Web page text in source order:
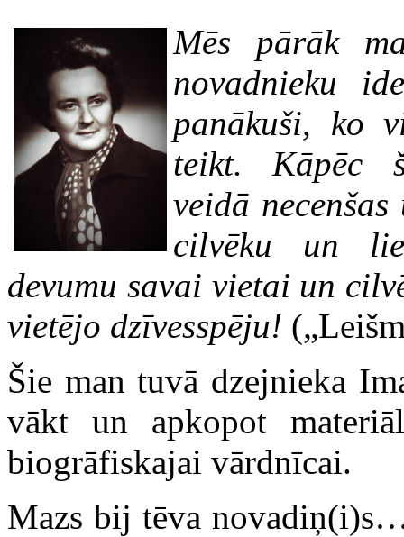
Mēs pārāk
novadnieku
panākuši, ko
teikt. Kāpēc
veidā
cilvēku un
devumu savai vietai un
vietējo dzīvesspēju!
Šie man tuvā dzejnieka
vākt un apkopot
biogrāfiskajai vārdnīcai.
Mazs bij tēva